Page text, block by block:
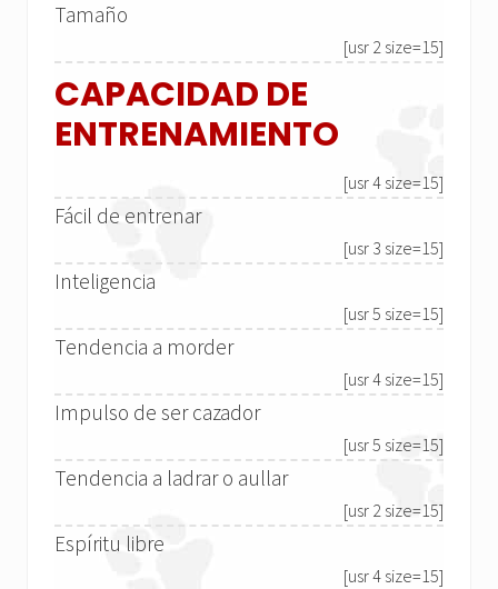
Tamaño
[usr 2 size=15]
CAPACIDAD DE
ENTRENAMIENTO
[usr 4 size=15]
Fácil de entrenar
[usr 3 size=15]
Inteligencia
[usr 5 size=15]
Tendencia a morder
[usr 4 size=15]
Impulso de ser cazador
[usr 5 size=15]
Tendencia a ladrar o aullar
[usr 2 size=15]
Espíritu libre
[usr 4 size=15]